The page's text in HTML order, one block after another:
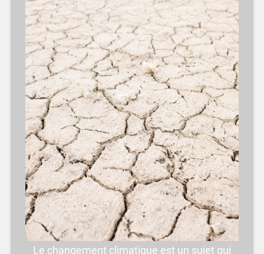
Le changement climatique est un sujet qui